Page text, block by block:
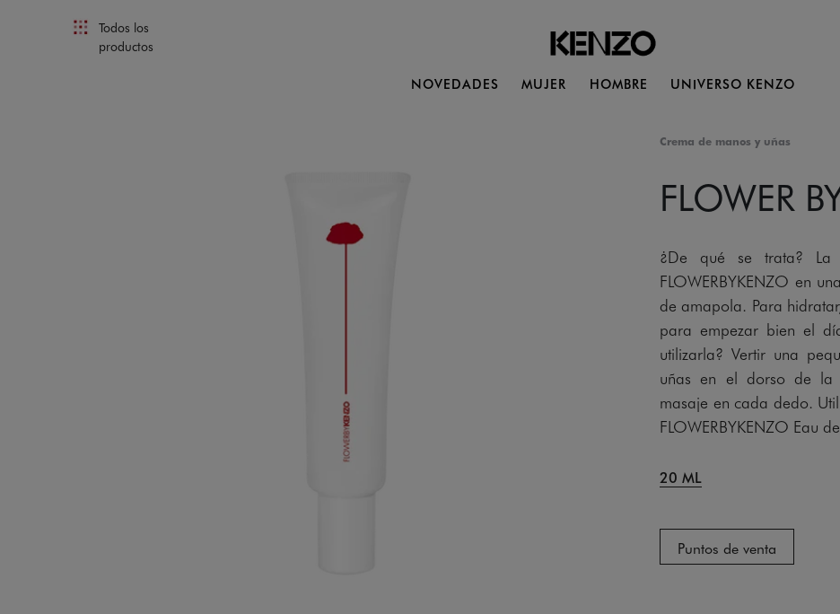
Todos los
productos
NOVEDADES MUJER HOMBRE UNIVERSO KENZO
Crema de manos y uñas
FLOWER
¿De qué se trata? La
FLOWERBYKENZO en
de amapola. Para
para empezar bien el
utilizarla? Vertir una
uñas en el dorso de la
masaje en cada dedo.
FLOWERBYKENZO Eau
20 ML
Puntos de venta